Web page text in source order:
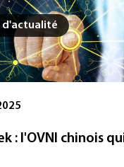
d'actualité
: l'OVNI chinois